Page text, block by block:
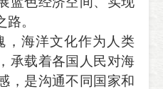
。
，海洋文化作为人类
承载着各国人民对海
，是沟通不同国家和